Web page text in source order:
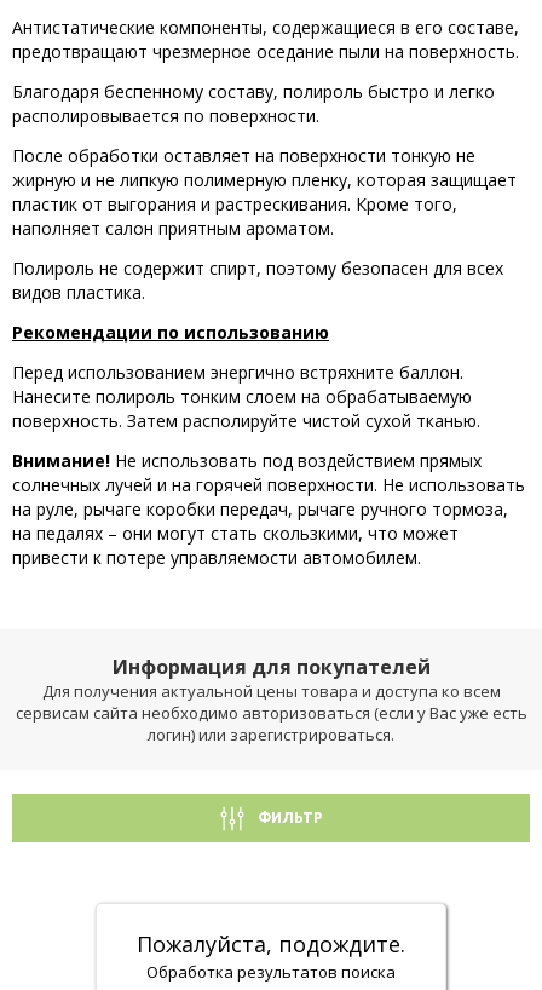
Антистатические компоненты, содержащиеся в его составе,
предотвращают чрезмерное оседание пыли на поверхность.
Благодаря беспенному составу, полироль быстро и легко
располировывается по поверхности.
После обработки оставляет на поверхности тонкую не
жирную и не липкую полимерную пленку, которая защищает
пластик от выгорания и растрескивания. Кроме того,
наполняет салон приятным ароматом.
Полироль не содержит спирт, поэтому безопасен для всех
видов пластика.
Рекомендации по использованию
Перед использованием энергично встряхните баллон.
Нанесите полироль тонким слоем на обрабатываемую
поверхность. Затем располируйте чистой сухой тканью.
Внимание! Не использовать под воздействием прямых
солнечных лучей и на горячей поверхности. Не использовать
на руле, рычаге коробки передач, рычаге ручного тормоза,
на педалях – они могут стать скользкими, что может
привести к потере управляемости автомобилем.
Информация для покупателей
Для получения актуальной цены товара и доступа ко всем
сервисам сайта необходимо авторизоваться (если у Вас уже есть
логин) или зарегистрироваться.
ФИЛЬТР
Пожалуйста, подождите.
Обработка результатов поиска